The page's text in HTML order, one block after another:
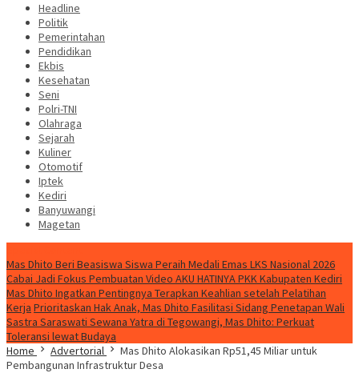
Headline
Politik
Pemerintahan
Pendidikan
Ekbis
Kesehatan
Seni
Polri-TNI
Olahraga
Sejarah
Kuliner
Otomotif
Iptek
Kediri
Banyuwangi
Magetan
Mas Dhito Beri Beasiswa Siswa Peraih Medali Emas LKS Nasional 2026
Cabai Jadi Fokus Pembuatan Video AKU HATINYA PKK Kabupaten Kediri
Mas Dhito Ingatkan Pentingnya Terapkan Keahlian setelah Pelatihan
Kerja Prioritaskan Hak Anak, Mas Dhito Fasilitasi Sidang Penetapan Wali
Sastra Saraswati Sewana Yatra di Tegowangi, Mas Dhito: Perkuat
Toleransi lewat Budaya
Home
Advertorial
Mas Dhito Alokasikan Rp51,45 Miliar untuk
Pembangunan Infrastruktur Desa